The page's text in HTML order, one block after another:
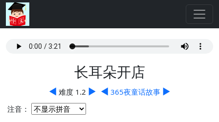
长耳朵开店
◀ 难度 1.2 ▶ ◀ 365夜童话故事 ▶
注音：